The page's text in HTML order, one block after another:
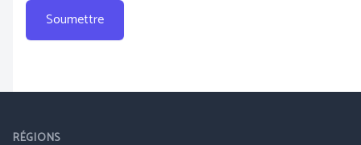
Soumettre
RÉGIONS